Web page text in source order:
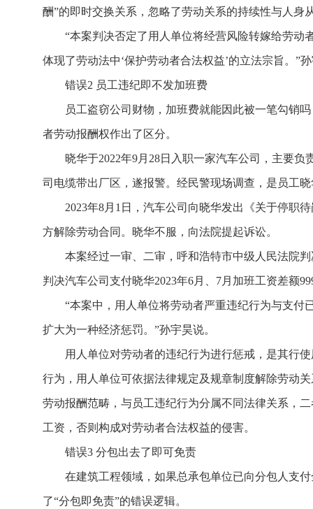
酬”的即时交换关系，忽略了劳动关系的持续性与人身
“本案判决否定了用人单位将经营风险转嫁给劳
体现了劳动法中‘保护劳动者合法权益’的立法宗旨。”
错误2 员工违纪即不发加班费
员工盗窃公司财物，加班费就能因此被一笔勾销
者劳动报酬权作出了区分。
晓华于2022年9月28日入职一家汽车公司，主要
司电缆带出厂区，遂报警。经民警现场调查，是员工
2023年8月1日，汽车公司向晓华发出《关于停职
方解除劳动合同。晓华不服，向法院提起诉讼。
本案经过一审、二审，呼和浩特市中级人民法院
判决汽车公司支付晓华2023年6月、7月加班工资差额
“本案中，用人单位将劳动者严重违纪行为与支
扩大为一种经济惩罚。”孙宇昊说。
用人单位对劳动者的违纪行为进行惩戒，是其行
行为，用人单位可依据法律规定及规章制度解除劳动
劳动报酬范畴，与员工违纪行为分属不同法律关系，
工资，否则构成对劳动者合法权益的侵害。
错误3 分包出去了即可免责
在建筑工程领域，如果总承包单位已向分包人支
了“分包即免责”的错误逻辑。